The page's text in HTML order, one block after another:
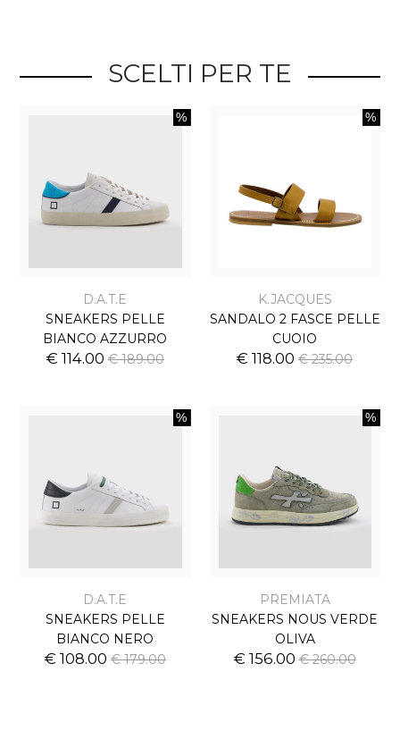
SCELTI PER TE
D.A.T.E
SNEAKERS PELLE
BIANCO AZZURRO
€ 114.00 € 189.00
K.JACQUES
SANDALO 2 FASCE PELLE
CUOIO
€ 118.00€ 235.00
D.A.T.E
SNEAKERS PELLE
BIANCO NERO
€ 108.00 € 179.00
PREMIATA
SNEAKERS NOUS VERDE
OLIVA
€ 156.00€ 260.00